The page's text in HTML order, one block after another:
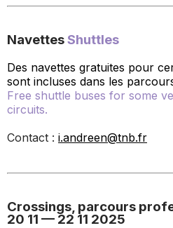
NavettesShuttles
Des navettes gratuites pour
sont incluses dans les
Free shuttle buses for some
circuits.
Contact : i.andreen@tnb.fr
Crossings, parcours
20 11 — 22 11 2025